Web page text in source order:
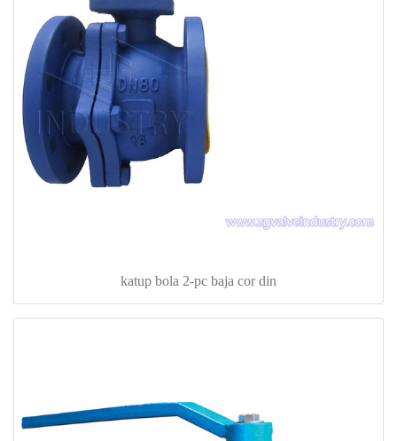
katup bola 2-pc baja cor din